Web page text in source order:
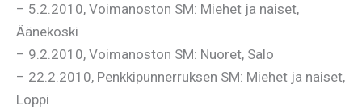
– 5.2.2010, Voimanoston SM: Miehet ja naiset,
Äänekoski
– 9.2.2010, Voimanoston SM: Nuoret, Salo
– 22.2.2010, Penkkipunnerruksen SM: Miehet ja naiset,
Loppi